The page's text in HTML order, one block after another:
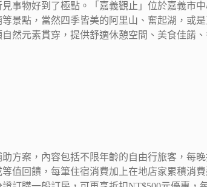
事物好到了極點。「嘉義觀止」位於嘉義市
景點，當然四季皆美的阿里山、奮起湖，或
然元素貫穿，提供舒適休憩空間、美食佳餚
方案，內容包括不限年齡的自由行旅客，每
值回饋，每筆住宿消費加上在地店家累積消